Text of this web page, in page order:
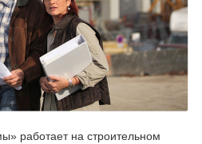
работает на строительном